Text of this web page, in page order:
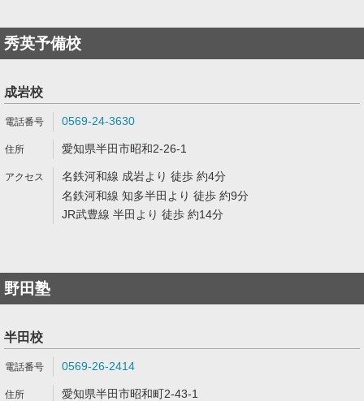
秀英予備校
成岩校
0569-24-3630
愛知県半田市昭和2-26-1
名鉄河和線 成岩より 徒歩 約4分
名鉄河和線 知多半田より 徒歩 約9分
JR武豊線 半田より 徒歩 約14分
野田塾
半田校
0569-26-2414
愛知県半田市昭和町2-43-1